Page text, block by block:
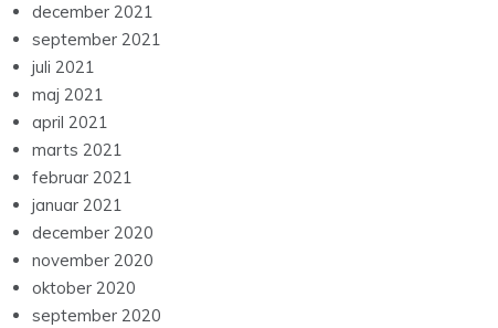
december 2021
september 2021
juli 2021
maj 2021
april 2021
marts 2021
februar 2021
januar 2021
december 2020
november 2020
oktober 2020
september 2020